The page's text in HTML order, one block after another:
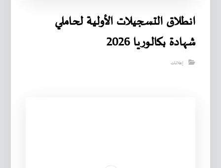
انطلاق التسجيلات الأولية لحاملي
شهادة بكالوريا 2026
إعلانات